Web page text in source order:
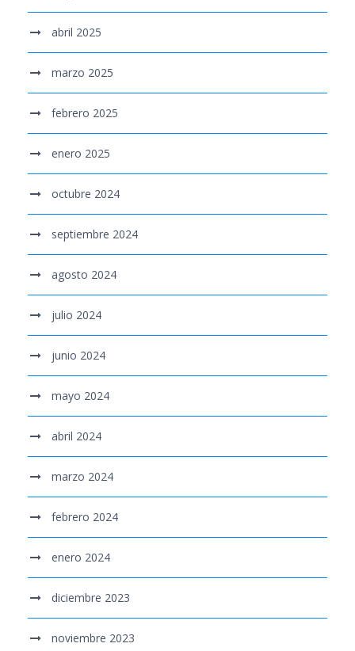
abril 2025
marzo 2025
febrero 2025
enero 2025
octubre 2024
septiembre 2024
agosto 2024
julio 2024
junio 2024
mayo 2024
abril 2024
marzo 2024
febrero 2024
enero 2024
diciembre 2023
noviembre 2023